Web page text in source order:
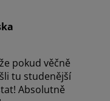
pokud věčně
tu studenější
Absolutně